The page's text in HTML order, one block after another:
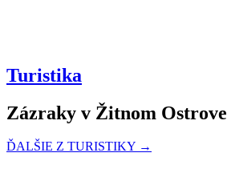
Turistika
Zázraky v Žitnom Ostrove
ĎALŠIE Z TURISTIKY →